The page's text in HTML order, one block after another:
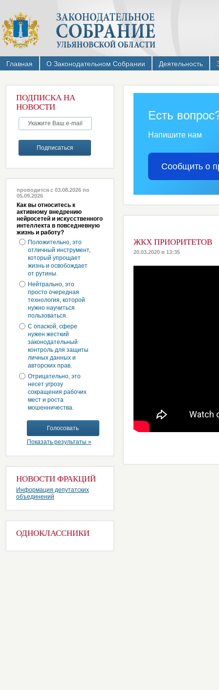
Главная О Законодательном Собрании Деятельность
ПОДПИСКА НА
НОВОСТИ
проводится с 03.08.2026 по
05.09.2026
Как вы относитесь к
активному внедрению
нейросетей и искусственного
интеллекта в повседневную
жизнь и работу?
Положительно, это
отличный инструмент,
который упрощает
жизнь и освобождает
от рутины.
Нейтрально, это
просто очередная
технология, которой
нужно научиться
пользоваться.
С опаской, сфере
нужен жесткий
законодательный
контроль для защиты
личных данных и
авторских прав.
Отрицательно, это
несет угрозу
сокращения рабочих
мест и роста
мошенничества.
Показать результаты »
НОВОСТИ ФРАКЦИЙ
Информация депутатских
объединений
ОДНОКЛАССНИКИ
Есть
Напишите нам
Сообщить о
ЖКХ ПРИОРИТЕТОВ
20.03.2020 в 13:35